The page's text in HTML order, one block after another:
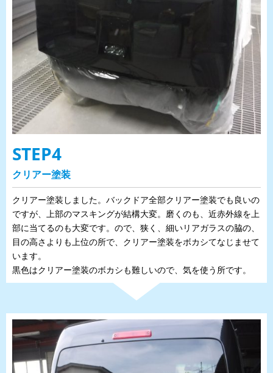
STEP4
クリアー塗装
クリアー塗装しました。バックドア全部クリアー塗装でも良いの
ですが、上部のマスキングが結構大変。磨くのも、近赤外線を上
部に当てるのも大変です。ので、狭く、細いリアガラスの脇の、
目の高さよりも上位の所で、クリアー塗装をボカシてなじませて
います。
黒色はクリアー塗装のボカシも難しいので、気を使う所です。